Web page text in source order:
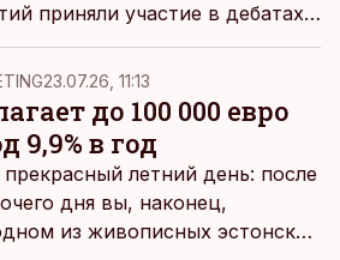
приняли участие в дебатах.
организовавшей эту
Мартин Виллиг видит
прорыва в
частным и
23.07.26, 11:13
до 100 000 евро
9,9% в год
летний день: после
дня вы, наконец,
из живописных эстонских